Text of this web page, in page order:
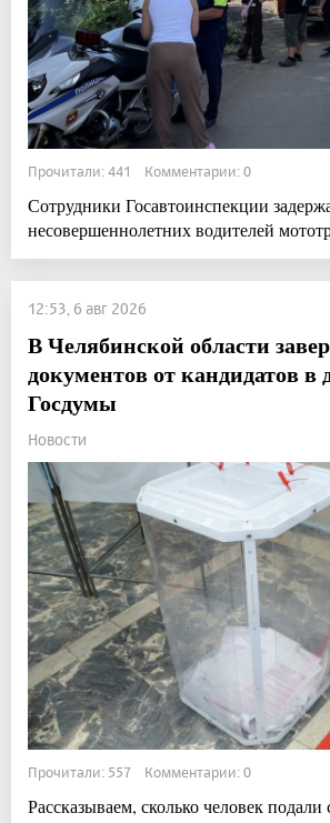
Прочитали: 441 Комментарии: 0
Сотрудники Госавтоинспекции
несовершеннолетних водителей
12:53, 6 авг 2026
В Челябинской области
документов от кандидатов в
Госдумы
Новости
Прочитали: 557 Комментарии: 0
Рассказываем, сколько человек подали